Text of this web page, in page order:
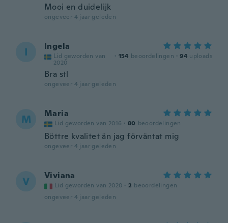
Mooi en duidelijk
ongeveer 4 jaar geleden
I Ingela
Lid geworden van
2020
· 154 beoordelingen · 94 uploads
Bra stl
ongeveer 4 jaar geleden
M Maria
Lid geworden van 2016 · 80 beoordelingen
Böttre kvalitet än jag förväntat mig
ongeveer 4 jaar geleden
V Viviana
Lid geworden van 2020 · 2 beoordelingen
ongeveer 4 jaar geleden